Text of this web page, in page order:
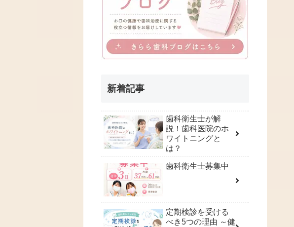
新着記事
歯科衛生士が解
説！歯科医院のホ
ワイトニングと
は？
歯科衛生士募集中
定期検診を受ける
べき5つの理由 ～健